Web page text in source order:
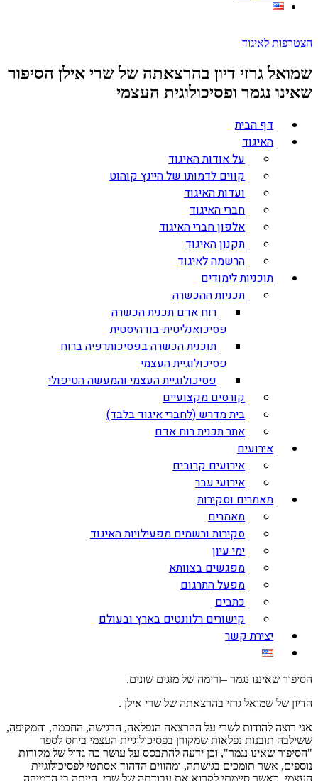
הצטרפות לאיגוד
שמואל גרזי דיון בהרצאתה של שרי אילן הסיפור
שאינו נגמר ופסיכולוגית העצמי
דף הבית
האיגוד
על אודות האיגוד
קווים לדמותו של היינץ קוהוט
ועדות האיגוד
חברי האיגוד
אלפון חברי האיגוד
תקנון האיגוד
הרשמה לאיגוד
תוכניות לימודים
תכניות ההכשרה
רוח אדם תכנית הכשרה
פסיכואנליטית-בודהיסטית
תוכנית הכשרה בפסיכותרפיה ברוח
פסיכולוגיית העצמי
פסיכולוגיית העצמי והמעשה הטיפולי
קורסים מקצועיים
בית מדרש (לחברי איגוד בלבד)
אתר תכנית רוח אדם
אירועים
אירועים קרובים
אירועי עבר
מאמרים וסקירות
מאמרים
סקירות ורשמים מפעילויות האיגוד
ימי עיון
מפגשים בצוותא
מפעל התרגום
כתבים
קישורים רלוונטים בארץ ובעולם
יצירת קשר
הסיפור שאיננו נגמר –זרימה של מזגים שונים.
הדיון של שמואל גרזי בהרצאתה של שרי אילן .
אני רוצה להודות לשרי על ההרצאה הנפלאה, הרגישה, החכמה, והמקיפה,
ששילבה תובנות נפלאות שמקורן בפסיכולוגיית העצמי ביחס לספר
"הסיפור שאינו נגמר", וכן ידעה להתבסס על עושר כה גדול של מקורות
נוספים, אשר תומכים בגישתה, ומהווים הדהוד אסתטי לפסיכולוגיית
העצמי. כאשר סיימתי לקרוא את עבודתה של שרי, הייתה בי הכמיהה